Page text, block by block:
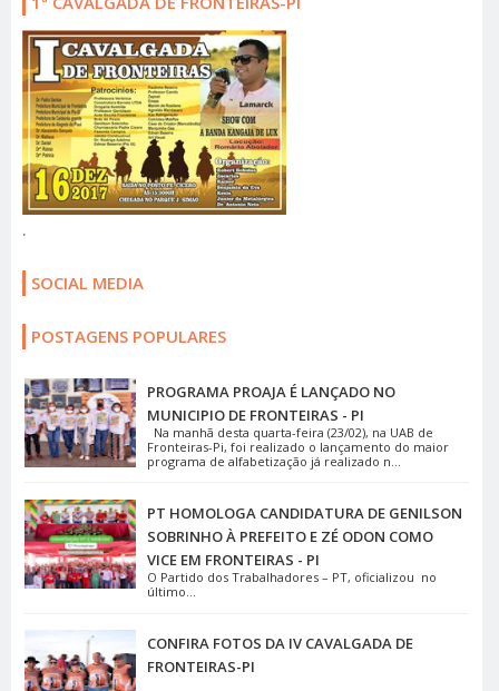
.
SOCIAL MEDIA
POSTAGENS POPULARES
PROGRAMA PROAJA É LANÇADO NO
MUNICIPIO DE FRONTEIRAS - PI
Na manhã desta quarta-feira (23/02), na UAB de
Fronteiras-Pi, foi realizado o lançamento do maior
programa de alfabetização já realizado n...
PT HOMOLOGA CANDIDATURA DE GENILSON
SOBRINHO À PREFEITO E ZÉ ODON COMO
VICE EM FRONTEIRAS - PI
O Partido dos Trabalhadores – PT, oficializou no
último...
CONFIRA FOTOS DA IV CAVALGADA DE
FRONTEIRAS-PI